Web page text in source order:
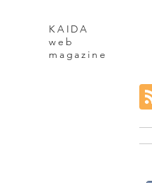
KAIDA
web
magazine